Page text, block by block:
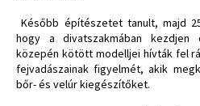
Később építészetet tanult, majd
hogy a divatszakmában
közepén kötött modelljei hívták fel rá
fejvadászainak figyelmét, akik
bőr- és velúr kiegészítőket.